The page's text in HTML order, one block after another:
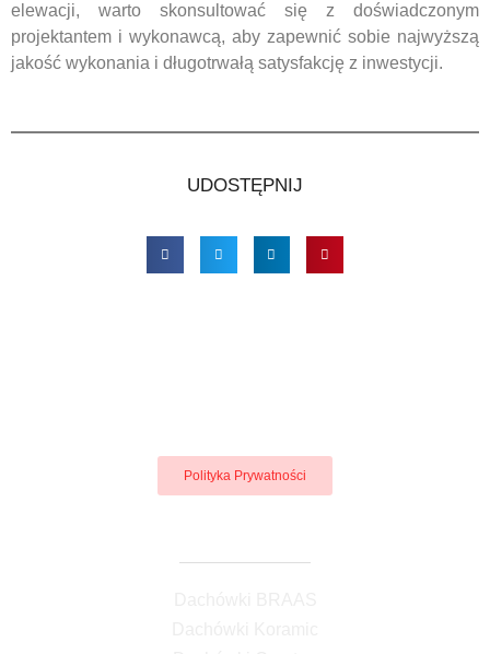
elewacji, warto skonsultować się z doświadczonym
projektantem i wykonawcą, aby zapewnić sobie najwyższą
jakość wykonania i długotrwałą satysfakcję z inwestycji.
UDOSTĘPNIJ
Polityka Prywatności